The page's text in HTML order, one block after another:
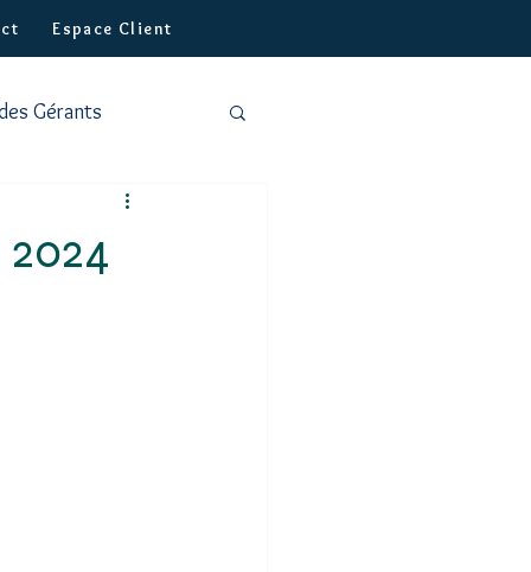
Espace Client
Gérants